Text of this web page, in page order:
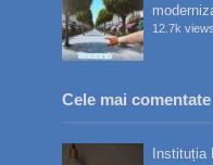
12.7k views
Cele mai comentate
Instituția